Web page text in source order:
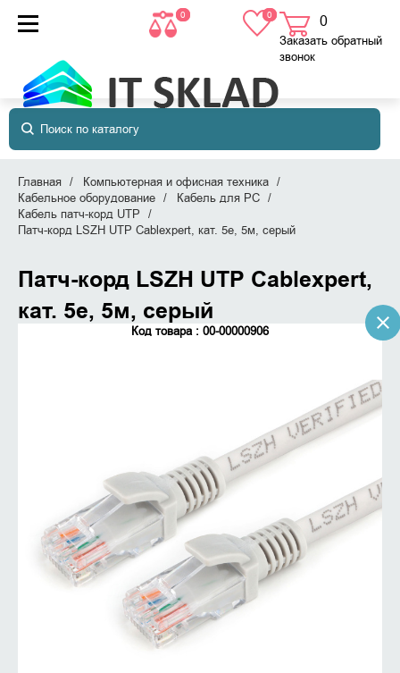
0 0 0
в корзине
Заказать обратный
звонок
Главная
Компьютерная и офисная техника
Кабельное оборудование
Кабель для PC
Кабель патч-корд UTP
Патч-корд LSZH UTP Cablexpert, кат. 5e, 5м, серый
Патч-корд LSZH UTP Cablexpert,
кат. 5e, 5м, серый
Код товара : 00-00000906